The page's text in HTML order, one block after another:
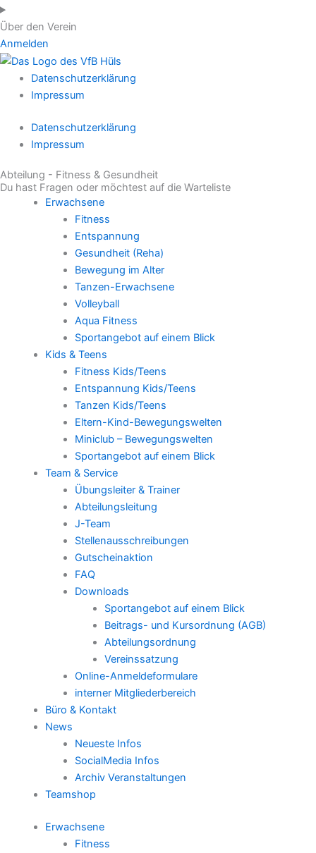
Über den Verein
Anmelden
Datenschutzerklärung
Impressum
Datenschutzerklärung
Impressum
Abteilung - Fitness & Gesundheit
Du hast Fragen oder möchtest auf die Warteliste
Erwachsene
Fitness
Entspannung
Gesundheit (Reha)
Bewegung im Alter
Tanzen-Erwachsene
Volleyball
Aqua Fitness
Sportangebot auf einem Blick
Kids & Teens
Fitness Kids/Teens
Entspannung Kids/Teens
Tanzen Kids/Teens
Eltern-Kind-Bewegungswelten
Miniclub – Bewegungswelten
Sportangebot auf einem Blick
Team & Service
Übungsleiter & Trainer
Abteilungsleitung
J-Team
Stellenausschreibungen
Gutscheinaktion
FAQ
Downloads
Sportangebot auf einem Blick
Beitrags- und Kursordnung (AGB)
Abteilungsordnung
Vereinssatzung
Online-Anmeldeformulare
interner Mitgliederbereich
Büro & Kontakt
News
Neueste Infos
SocialMedia Infos
Archiv Veranstaltungen
Teamshop
Erwachsene
Fitness